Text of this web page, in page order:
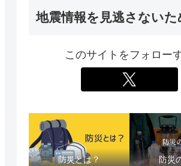
地震情報を見逃さないた
このサイトをフォロー
防災とは？ 防災